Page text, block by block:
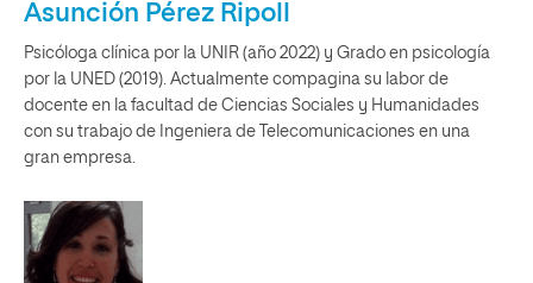
Asunción Pérez Ripoll
Psicóloga clínica por la UNIR (año 2022) y Grado en psicología
por la UNED (2019). Actualmente compagina su labor de
docente en la facultad de Ciencias Sociales y Humanidades
con su trabajo de Ingeniera de Telecomunicaciones en una
gran empresa.